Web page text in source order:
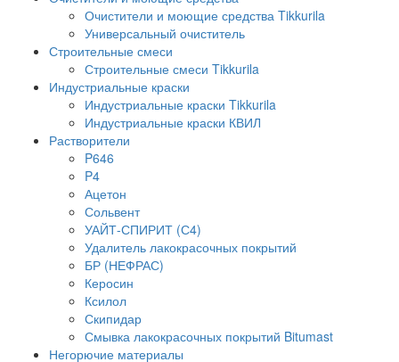
Очистители и моющие средства Tikkurila
Универсальный очиститель
Строительные смеси
Строительные смеси Tikkurila
Индустриальные краски
Индустриальные краски Tikkurila
Индустриальные краски КВИЛ
Растворители
P646
P4
Ацетон
Сольвент
УАЙТ-СПИРИТ (С4)
Удалитель лакокрасочных покрытий
БР (НЕФРАС)
Керосин
Ксилол
Скипидар
Смывка лакокрасочных покрытий Bitumast
Негорючие материалы